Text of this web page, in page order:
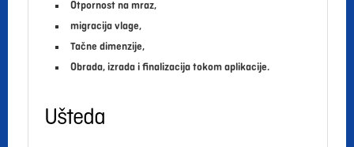
Otpornost na mraz,
migracija vlage,
Tačne dimenzije,
Obrada, izrada i finalizacija tokom aplikacije.
Ušteda